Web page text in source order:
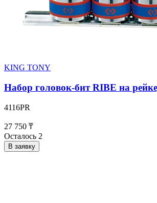
KING TONY
Набор головок-бит RIBE на
4116PR
27 750 ₸
Осталось 2
В заявку